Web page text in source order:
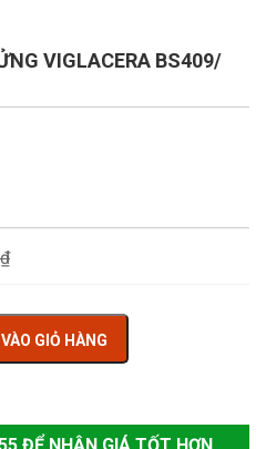
VIGLACERA BS409/
₫
GIỎ HÀNG